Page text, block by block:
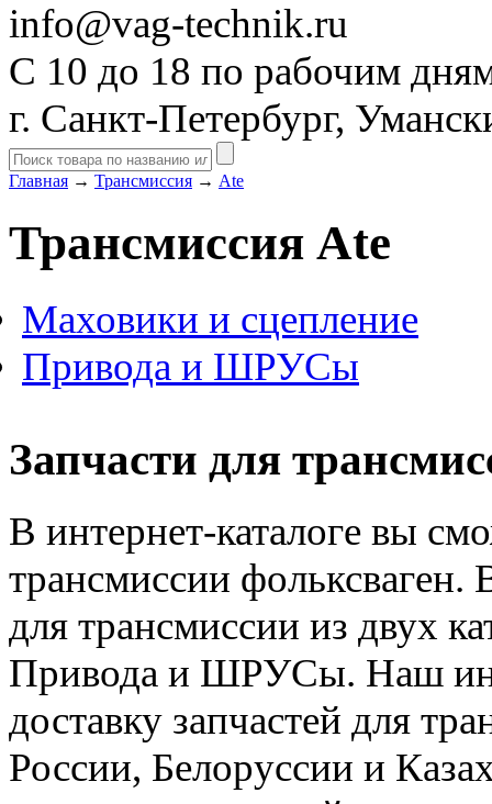
info@vag-technik.ru
С 10 до 18 по рабочим
г. Санкт-Петербург,
Главная → Трансмиссия → Ate
Трансмиссия Ate
Маховики и сцепление
Привода и ШРУСы
Запчасти для
В интернет-каталоге вы
трансмиссии фольксваген.
для трансмиссии из двух
Привода и ШРУСы. Наш
доставку запчастей для
России, Белоруссии и